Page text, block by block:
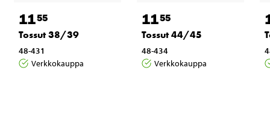
1155
Tossut 38/39
48-431
Verkkokauppa
1155
Tossut 44/45
48-434
Verkkokauppa